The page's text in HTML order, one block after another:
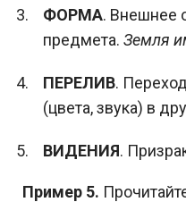
ФОРМА. Внешнее
предмета.Земля
ПЕРЕЛИВ.
(цвета, звука) в
ВИДЕНИЯ.
Пример 5.